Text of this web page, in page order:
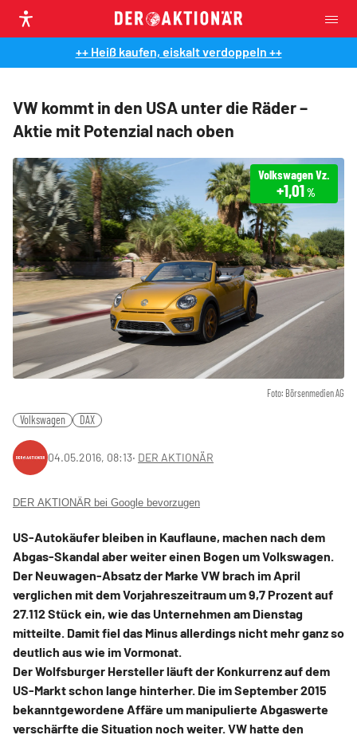
++ Heiß kaufen, eiskalt verdoppeln ++
VW kommt in den USA unter die Räder –
Aktie mit Potenzial nach oben
Foto: Börsenmedien AG
Volkswagen Vz.
+1,01 %
Volkswagen DAX
04.05.2016, 08:13‧ DER AKTIONÄR
DER AKTIONÄR bei Google bevorzugen
US-Autokäufer bleiben in Kauflaune, machen nach dem
Abgas-Skandal aber weiter einen Bogen um Volkswagen.
Der Neuwagen-Absatz der Marke VW brach im April
verglichen mit dem Vorjahreszeitraum um 9,7 Prozent auf
27.112 Stück ein, wie das Unternehmen am Dienstag
mitteilte. Damit fiel das Minus allerdings nicht mehr ganz so
deutlich aus wie im Vormonat.
Der Wolfsburger Hersteller läuft der Konkurrenz auf dem
US-Markt schon lange hinterher. Die im September 2015
bekanntgewordene Affäre um manipulierte Abgaswerte
verschärfte die Situation noch weiter. VW hatte den